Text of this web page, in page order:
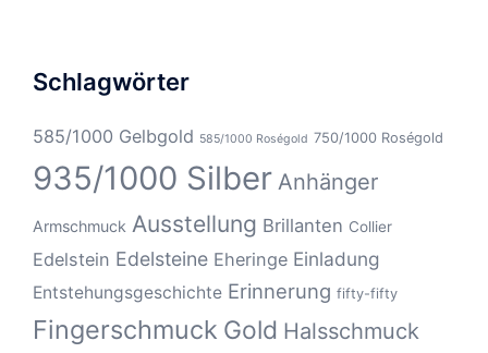
Schlagwörter
585/1000 Gelbgold 585/1000 Roségold 750/1000 Roségold
935/1000 Silber Anhänger
Armschmuck Ausstellung Brillanten Collier
Edelstein Edelsteine Eheringe Einladung
Entstehungsgeschichte Erinnerung fifty-fifty
Fingerschmuck Gold Halsschmuck